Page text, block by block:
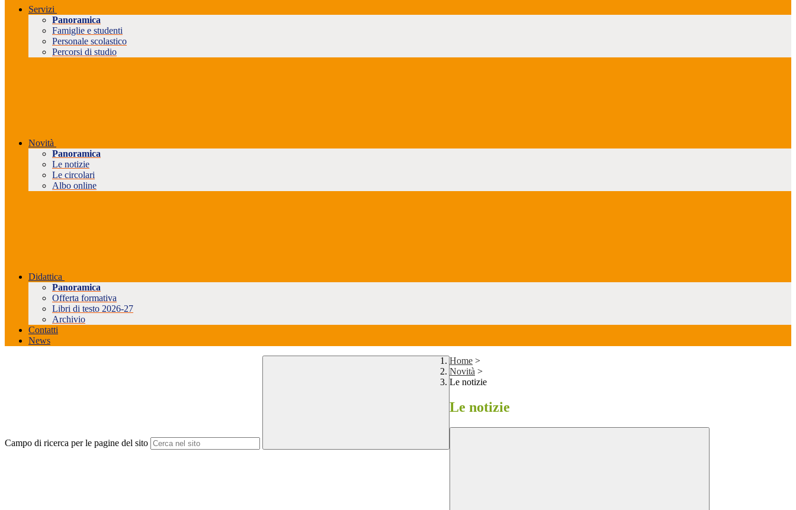
Servizi
Panoramica
Famiglie e studenti
Personale scolastico
Percorsi di studio
Novità
Panoramica
Le notizie
Le circolari
Albo online
Didattica
Panoramica
Offerta formativa
Libri di testo 2026-27
Archivio
Contatti
News
Campo di ricerca per le pagine del sito
Home >
Novità >
Le notizie
Le notizie